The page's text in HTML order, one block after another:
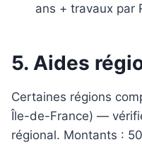
ans + travaux par
5. Aides
Certaines régions
Île-de-France) —
régional. Montants :